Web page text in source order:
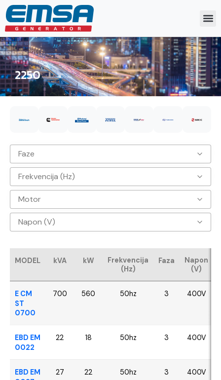
2250
Faze
3
Frekvencija (Hz)
50hz
Motor
Baudouin
CUMMINS
Perkins
VOLVO
YANGDONG
Napon (V)
400V
MODEL kVA kW
Frekvencija
(Hz)
Faza
Napon
(V)
E CM
ST
0700
700 560 50hz 3 400V
EBD EM
0022
22 18 50hz 3 400V
EBD EM
27 22 50hz 3 400V